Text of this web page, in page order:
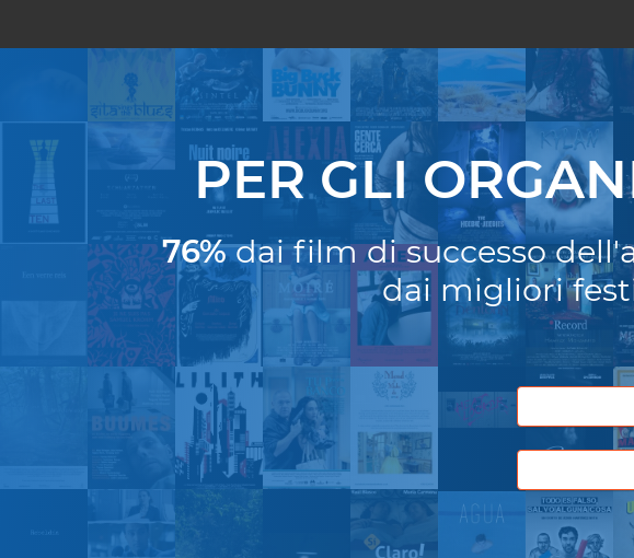
PER GLI
76%dai film di successo
dai migliori